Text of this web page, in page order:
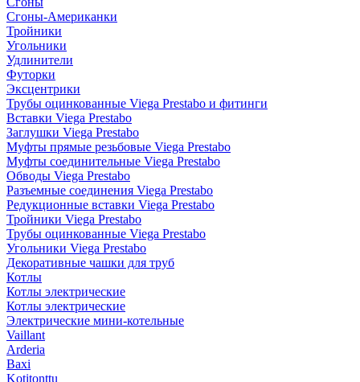
Сгоны-Американки
Тройники
Угольники
Удлинители
Футорки
Эксцентрики
Трубы оцинкованные Viega Prestabo и фитинги
Вставки Viega Prestabo
Заглушки Viega Prestabo
Муфты прямые резьбовые Viega Prestabo
Муфты соединительные Viega Prestabo
Обводы Viega Prestabo
Разъемные соединения Viega Prestabo
Редукционные вставки Viega Prestabo
Тройники Viega Prestabo
Трубы оцинкованные Viega Prestabo
Угольники Viega Prestabo
Декоративные чашки для труб
Котлы
Котлы электрические
Котлы электрические
Электрические мини-котельные
Vaillant
Arderia
Baxi
Kotitonttu